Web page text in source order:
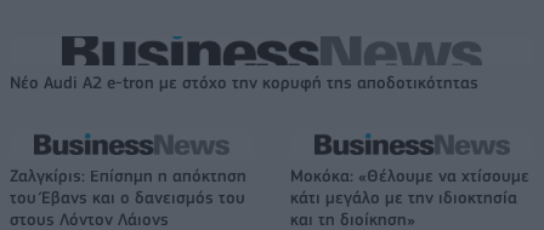
Νέο Audi A2 e-tron με στόχο την κορυφή της αποδοτικότητας
Ζαλγκίρις: Επίσημη η απόκτηση
του Έβανς και ο δανεισμός του
στους Λόντον Λάιονς
Μοκόκα: «Θέλουμε να χτίσουμε
κάτι μεγάλο με την ιδιοκτησία
και τη διοίκηση»